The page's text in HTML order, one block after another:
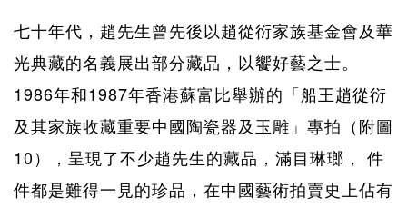
七十年代，趙先生曾先後以趙從衍家族基金會及華
光典藏的名義展出部分藏品，以饗好藝之士。
1986年和1987年香港蘇富比舉辦的「船王趙從衍
及其家族收藏重要中國陶瓷器及玉雕」專拍（附圖
10），呈現了不少趙先生的藏品，滿目琳瑯， 件
件都是難得一見的珍品，在中國藝術拍賣史上佔有